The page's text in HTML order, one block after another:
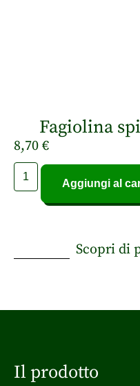
Fagiolina
8,70 €
Aggiungi al
Scopri di
Il prodotto